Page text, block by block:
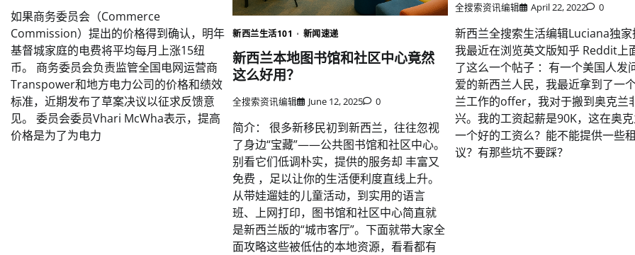
如果商务委员会（Commerce
Commission）提出的价格得到确认，明年
基督城家庭的电费将平均每月上涨15纽
币。 商务委员会负责监管全国电网运营商
Transpower和地方电力公司的价格和绩效
标准，近期发布了草案决议以征求反馈意
见。 委员会委员Vhari McWha表示，提高
价格是为了为电力
新西兰生活101 新闻速递
新西兰本地图书馆和社区中心竟然
这么好用？
全搜索资讯编辑 June 12, 2025 0
简介： 很多新移民初到新西兰，往往忽视
了身边“宝藏”——公共图书馆和社区中心。
别看它们低调朴实，提供的服务却 丰富又
免费 ，足以让你的生活便利度直线上升。
从带娃遛娃的儿童活动，到实用的语言
班、上网打印，图书馆和社区中心简直就
是新西兰版的“城市客厅”。下面就带大家全
面攻略这些被低估的本地资源，看看都有
全搜索资讯编辑 April 22, 2022 0
新西兰全搜索生活编辑Luciana独家
我最近在浏览英文版知乎 Reddit上
了这么一个帖子 ：有一个美国人发
爱的新西兰人民，我最近拿到了一
兰工作的offer，我对于搬到奥克兰
兴。我的工资起薪是90K，这在奥
一个好的工资么？能不能提供一些
议？有那些坑不要踩？